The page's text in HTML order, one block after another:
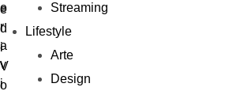
Streaming
Lifestyle
Arte
Design